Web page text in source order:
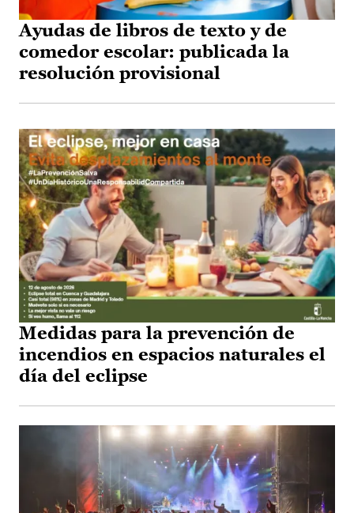
Ayudas de libros de texto y de
comedor escolar: publicada la
resolución provisional
Medidas para la prevención de
incendios en espacios naturales el
día del eclipse